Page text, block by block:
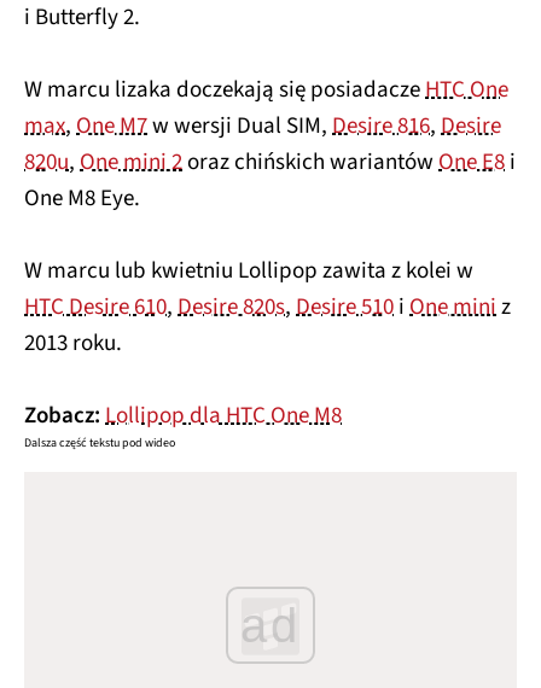
i Butterfly 2.
W marcu lizaka doczekają się posiadaczeHTC One
max,One M7w wersji Dual SIM,Desire 816,Desire
820u,One mini 2oraz chińskich wariantówOne E8i
One M8 Eye.
W marcu lub kwietniu Lollipop zawita z kolei w
HTC Desire 610,Desire 820s,Desire 510iOne miniz
2013 roku.
Zobacz:Lollipop dla HTC One M8
Dalsza część tekstu pod wideo
ad